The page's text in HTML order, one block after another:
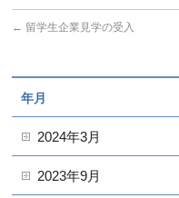
← 留学生企業見学の受入
年月
2024年3月
2023年9月